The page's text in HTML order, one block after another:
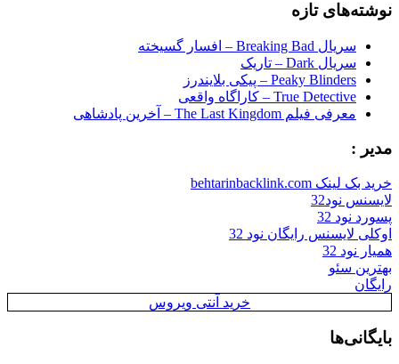
نوشته‌های تازه
سریال Breaking Bad – افسار گسیخته
سریال Dark – تاریک
Peaky Blinders – پیکی بلایندرز
True Detective – کاراگاه واقعی
معرفی فیلم The Last Kingdom – آخرین پادشاهی
مدیر :
خرید بک لینک behtarinbacklink.com
لایسنس نود32
پسورد نود 32
اوکلی لایسنس رایگان نود 32
همیار نود 32
بهترین سئو
رایگان
خرید آنتی ویروس
بایگانی‌ها